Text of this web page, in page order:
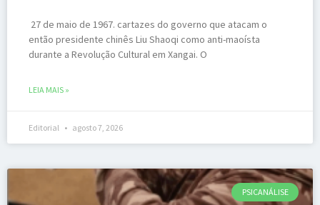
27 de maio de 1967. cartazes do governo que atacam o
então presidente chinês Liu Shaoqi como anti-maoísta
durante a Revolução Cultural em Xangai. O
LEIA MAIS »
Editorial agosto 7, 2026
PSICANÁLISE